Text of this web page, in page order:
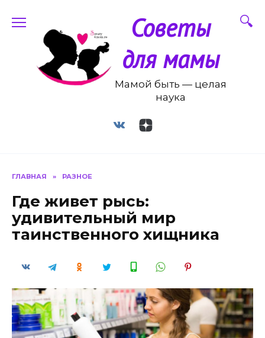
содержанию
Советы
для мамы
Мамой быть — целая
наука
ГЛАВНАЯ » РАЗНОЕ
Где живет рысь:
удивительный мир
таинственного хищника